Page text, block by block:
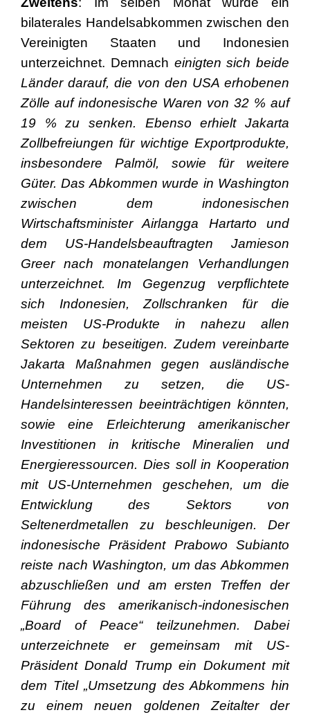
bilaterales Handelsabkommen zwischen den
Vereinigten Staaten und Indonesien
unterzeichnet. Demnach einigten sich beide
Länder darauf, die von den USA erhobenen
Zölle auf indonesische Waren von 32 % auf
19 % zu senken. Ebenso erhielt Jakarta
Zollbefreiungen für wichtige Exportprodukte,
insbesondere Palmöl, sowie für weitere
Güter. Das Abkommen wurde in Washington
zwischen dem indonesischen
Wirtschaftsminister Airlangga Hartarto und
dem US-Handelsbeauftragten Jamieson
Greer nach monatelangen Verhandlungen
unterzeichnet. Im Gegenzug verpflichtete
sich Indonesien, Zollschranken für die
meisten US-Produkte in nahezu allen
Sektoren zu beseitigen. Zudem vereinbarte
Jakarta Maßnahmen gegen ausländische
Unternehmen zu setzen, die US-
Handelsinteressen beeinträchtigen könnten,
sowie eine Erleichterung amerikanischer
Investitionen in kritische Mineralien und
Energieressourcen. Dies soll in Kooperation
mit US-Unternehmen geschehen, um die
Entwicklung des Sektors von
Seltenerdmetallen zu beschleunigen. Der
indonesische Präsident Prabowo Subianto
reiste nach Washington, um das Abkommen
abzuschließen und am ersten Treffen der
Führung des amerikanisch-indonesischen
„Board of Peace“ teilzunehmen. Dabei
unterzeichnete er gemeinsam mit US-
Präsident Donald Trump ein Dokument mit
dem Titel „Umsetzung des Abkommens hin
zu einem neuen goldenen Zeitalter der